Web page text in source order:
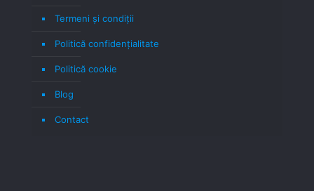
Termeni şi condiţii
Politică confidenţialitate
Politică cookie
Blog
Contact